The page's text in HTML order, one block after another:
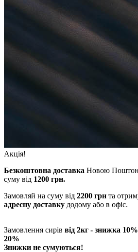
Акція!
Безкоштовна доставка Новою Поштою
суму від 1200 грн.
Замовляй на суму від 2200 грн та
адресну доставку додому або в офіс.
Замовлення сирів від 2кг - знижка
20%
Знижки не сумуються!